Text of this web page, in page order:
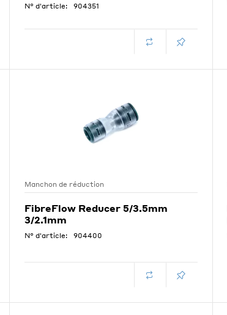
N° d'article:
904351
Manchon de réduction
FibreFlow Reducer 5/3.5mm
3/2.1mm
N° d'article: 904400